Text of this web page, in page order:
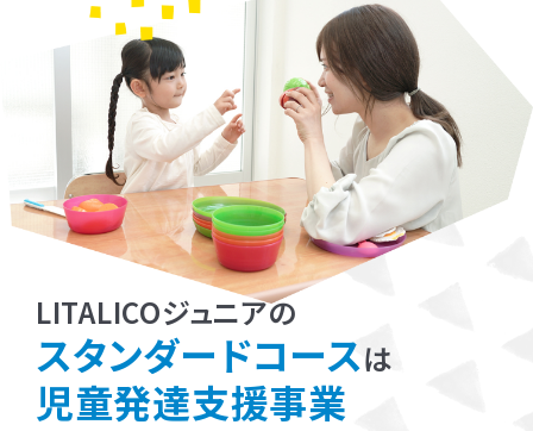
LITALICOジュニアの
スタンダードコースは
児童発達支援事業